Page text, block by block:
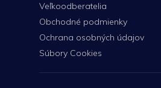
Veľkoodberatelia
Obchodné podmienky
Ochrana osobných údajov
Súbory Cookies